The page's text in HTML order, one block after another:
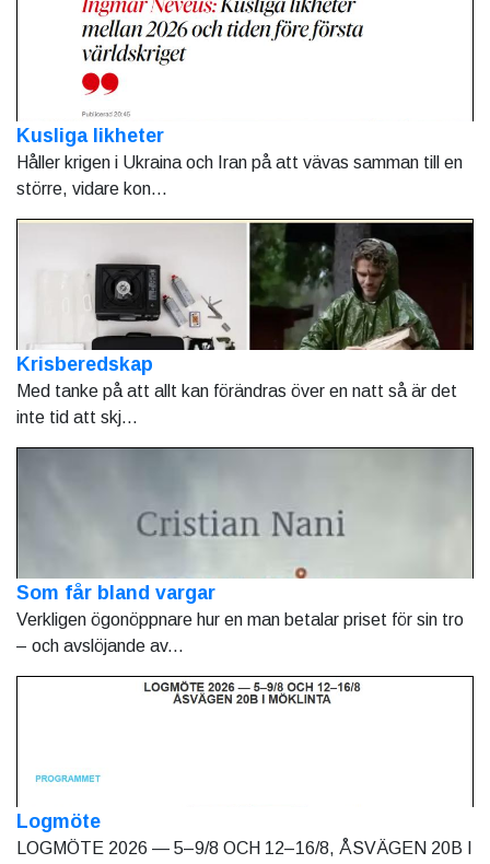
Kusliga likheter
Håller krigen i Ukraina och Iran på att vävas samman till en
större, vidare kon...
Krisberedskap
Med tanke på att allt kan förändras över en natt så är det
inte tid att skj...
Som får bland vargar
Verkligen ögonöppnare hur en man betalar priset för sin tro
– och avslöjande av...
Logmöte
LOGMÖTE 2026 — 5–9/8 OCH 12–16/8, ÅSVÄGEN 20B I